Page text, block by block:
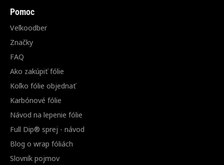
Pomoc
Veľkoodber
Značky
FAQ
Ako zakúpiť fólie
Koľko fólie objednať
Karbónové fólie
Návod na lepenie fólie
Full Dip® sprej - návod
Blog o wrap fóliách
Slovník pojmov